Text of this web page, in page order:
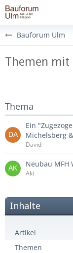
Bauforum Ulm
Themen mit
Thema
Ein
Michelsberg
David
Neubau MFH
Aki
Inhalte
Artikel
Themen